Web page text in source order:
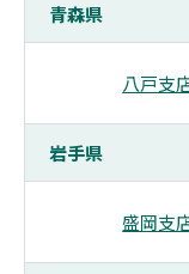
青森県
八戸支
岩手県
盛岡支